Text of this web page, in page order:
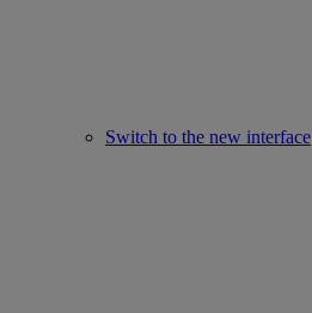
Switch to the new interface